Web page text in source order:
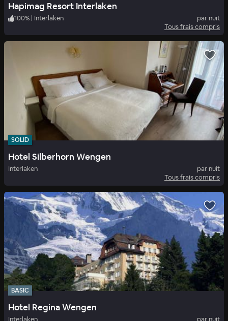
Hapimag Resort Interlaken
100% | Interlaken
par nuit
Tous frais compris
SOLID
Hotel Silberhorn Wengen
Interlaken
par nuit
Tous frais compris
BASIC
Hotel Regina Wengen